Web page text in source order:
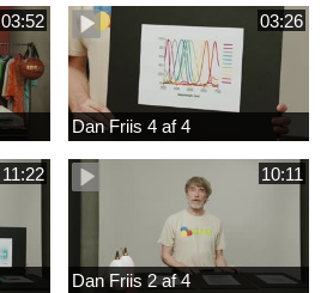
03:52 03:26
Dan Friis 4 af 4
11:22 10:11
Dan Friis 2 af 4